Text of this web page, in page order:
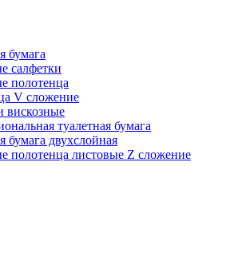
бумага
салфетки
полотенца
V сложение
вискозные
туалетная бумага
бумага двухслойная
полотенца листовые Z сложение